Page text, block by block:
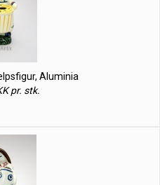
Aluminia
pr. stk.